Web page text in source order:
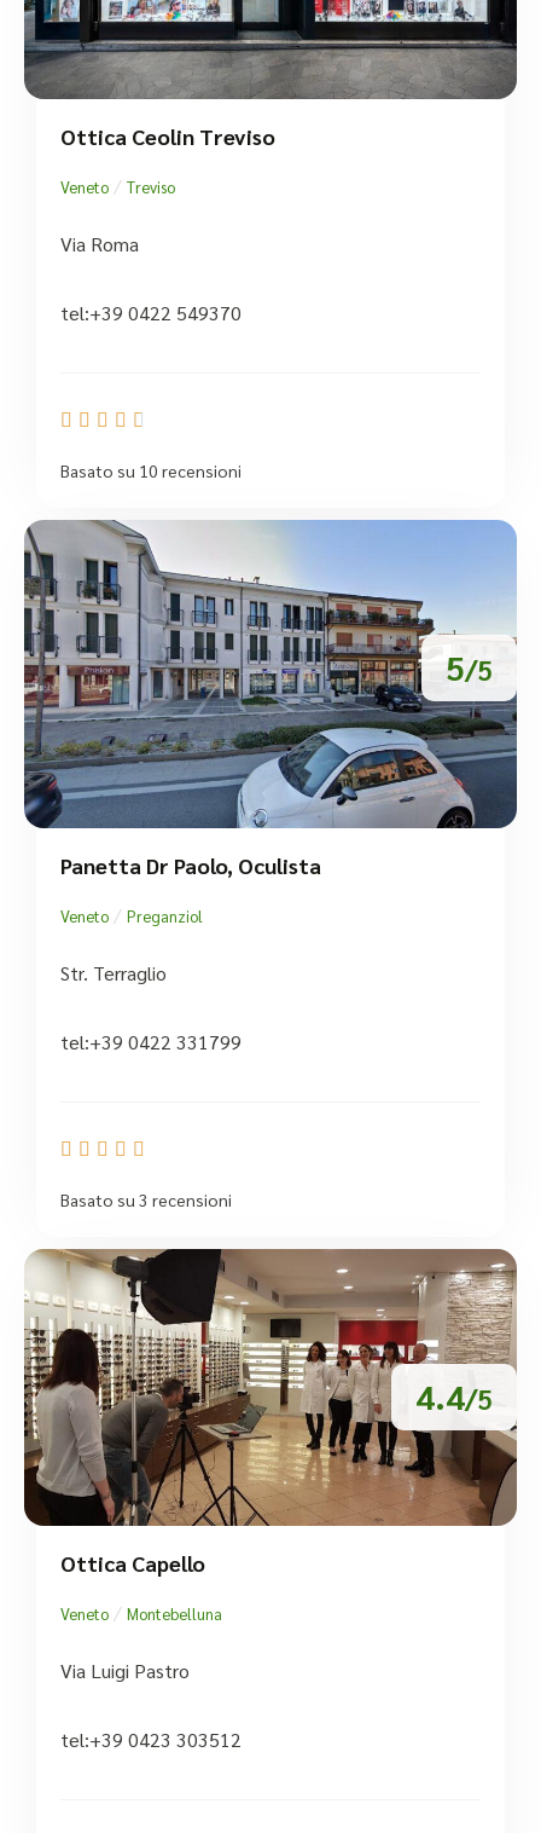
Ottica Ceolin Treviso
Veneto / Treviso
Via Roma
tel:+39 0422 549370
    
Basato su 10 recensioni
5/5
Panetta Dr Paolo, Oculista
Veneto / Preganziol
Str. Terraglio
tel:+39 0422 331799
    
Basato su 3 recensioni
4.4/5
Ottica Capello
Veneto / Montebelluna
Via Luigi Pastro
tel:+39 0423 303512